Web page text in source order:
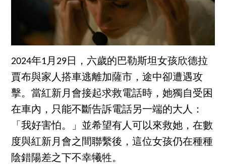
2024年1月29日，六歲的巴勒斯坦女孩欣德拉
賈布與家人搭車逃離加薩市，途中卻遭遇攻
擊。當紅新月會接起求救電話時，她獨自受困
在車內，只能不斷告訴電話另一端的大人：
「我好害怕。」並希望有人可以來救她，在數
度與紅新月會之間聯繫後，這位女孩仍在種種
陰錯陽差之下不幸犧牲。